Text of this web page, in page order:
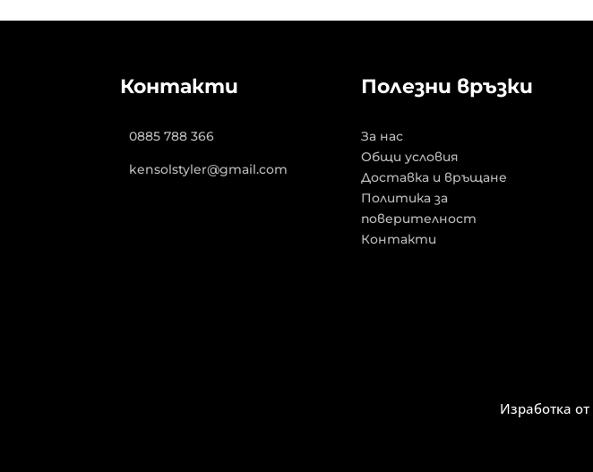
Контакти
0885 788 366
kensolstyler@gmail.com
Полезни връзки
За нас
Общи условия
Доставка и връщане
Политика за
поверителност
Контакти
Изработка от